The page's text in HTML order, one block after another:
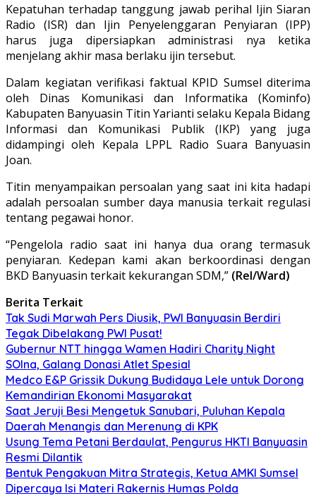
Kepatuhan terhadap tanggung jawab perihal Ijin Siaran
Radio (ISR) dan Ijin Penyelenggaran Penyiaran (IPP)
harus juga dipersiapkan administrasi nya ketika
menjelang akhir masa berlaku ijin tersebut.
Dalam kegiatan verifikasi faktual KPID Sumsel diterima
oleh Dinas Komunikasi dan Informatika (Kominfo)
Kabupaten Banyuasin Titin Yarianti selaku Kepala Bidang
Informasi dan Komunikasi Publik (IKP) yang juga
didampingi oleh Kepala LPPL Radio Suara Banyuasin
Joan.
Titin menyampaikan persoalan yang saat ini kita hadapi
adalah persoalan sumber daya manusia terkait regulasi
tentang pegawai honor.
“Pengelola radio saat ini hanya dua orang termasuk
penyiaran. Kedepan kami akan berkoordinasi dengan
BKD Banyuasin terkait kekurangan SDM,” (Rel/Ward)
Berita Terkait
Tak Sudi Marwah Pers Diusik, PWI Banyuasin Berdiri
Tegak Dibelakang PWI Pusat!
Gubernur NTT hingga Wamen Hadiri Charity Night
SOIna, Galang Donasi Atlet Spesial
Medco E&P Grissik Dukung Budidaya Lele untuk Dorong
Kemandirian Ekonomi Masyarakat
Saat Jeruji Besi Mengetuk Sanubari, Puluhan Kepala
Daerah Menangis dan Merenung di KPK
Usung Tema Petani Berdaulat, Pengurus HKTI Banyuasin
Resmi Dilantik
Bentuk Pengakuan Mitra Strategis, Ketua AMKI Sumsel
Dipercaya Isi Materi Rakernis Humas Polda